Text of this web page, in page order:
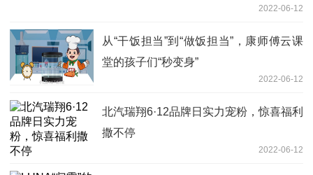
2022-06-12
从“干饭担当”到“做饭担当”，康师傅云课
堂的孩子们“秒变身”
2022-06-12
北汽瑞翔6·12品牌日实力宠粉，惊喜福利
撒不停
2022-06-12